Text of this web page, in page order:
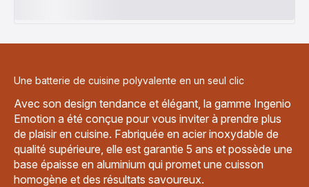
Une batterie de cuisine polyvalente en un seul clic
Avec son design tendance et élégant, la gamme Ingenio
Emotion a été conçue pour vous inviter à prendre plus
de plaisir en cuisine. Fabriquée en acier inoxydable de
qualité supérieure, elle est garantie 5 ans et possède une
base épaisse en aluminium qui promet une cuisson
homogène et des résultats savoureux.